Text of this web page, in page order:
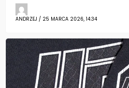
ANDRZEJ / 25 MARCA 2026, 14:34